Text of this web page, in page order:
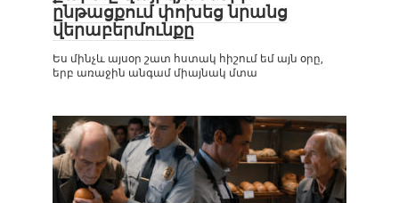
ընթացքում փոխեց նրանց
վերաբերմունքը
Ես մինչև այսօր շատ հստակ հիշում եմ այն օրը,
երբ առաջին անգամ միայնակ մտա